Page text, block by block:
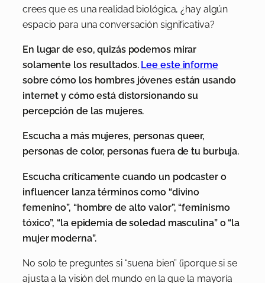
crees que es una realidad biológica, ¿hay algún
espacio para una conversación significativa?
En lugar de eso, quizás podemos mirar
solamente los resultados. Lee este informe
sobre cómo los hombres jóvenes están usando
internet y cómo está distorsionando su
percepción de las mujeres.
Escucha a más mujeres, personas queer,
personas de color, personas fuera de tu burbuja.
Escucha críticamente cuando un podcaster o
influencer lanza términos como “divino
femenino”, “hombre de alto valor”, “feminismo
tóxico”, “la epidemia de soledad masculina” o “la
mujer moderna”.
No solo te preguntes si “suena bien” (¡porque si se
ajusta a la visión del mundo en la que la mayoría